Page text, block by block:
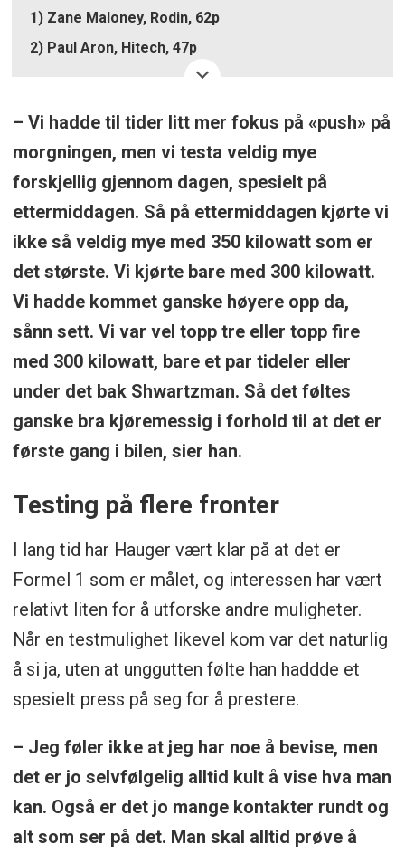
1) Zane Maloney, Rodin, 62p
2) Paul Aron, Hitech, 47p
3) Dennis Hauger, MP, 41p
6) Enzo Fittipaldi, VAR, 32p
7) Pepe Marti, Campos, 26p
8) Jak Crawford, DAMS, 26p
9) Andrea Antonelli, Prema, 24p
10) Ritomo Miyata, Rodin, 16p
– Vi hadde til tider litt mer fokus på «push» på
morgningen, men vi testa veldig mye
forskjellig gjennom dagen, spesielt på
ettermiddagen. Så på ettermiddagen kjørte vi
ikke så veldig mye med 350 kilowatt som er
det største. Vi kjørte bare med 300 kilowatt.
Vi hadde kommet ganske høyere opp da,
sånn sett. Vi var vel topp tre eller topp fire
med 300 kilowatt, bare et par tideler eller
under det bak Shwartzman. Så det føltes
ganske bra kjøremessig i forhold til at det er
første gang i bilen, sier han.
Testing på flere fronter
I lang tid har Hauger vært klar på at det er
Formel 1 som er målet, og interessen har vært
relativt liten for å utforske andre muligheter.
Når en testmulighet likevel kom var det naturlig
å si ja, uten at unggutten følte han haddde et
spesielt press på seg for å prestere.
– Jeg føler ikke at jeg har noe å bevise, men
det er jo selvfølgelig alltid kult å vise hva man
kan. Også er det jo mange kontakter rundt og
alt som ser på det. Man skal alltid prøve å